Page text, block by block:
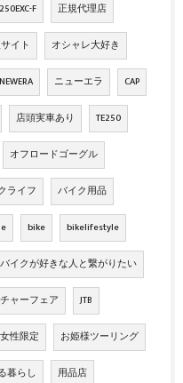
250EXC-F 正規代理店
イト オシャレ大好き
NEWERA ニューエラ CAP
店頭実車あり TE250
オフロードゴーグル
ライフ バイク用品
bike bikelifestyle
バイクが好きな人と繋がりたい
ャーフェア JTB
女性限定 お姫様ツーリング
暮らし 用品店